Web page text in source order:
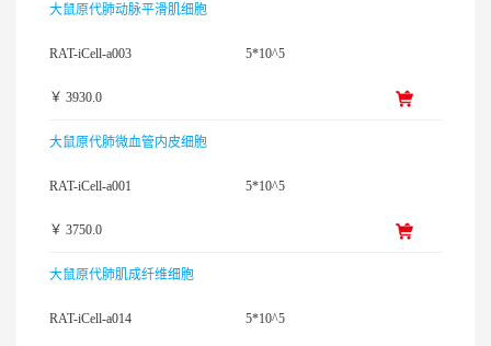
大鼠原代肺动脉平滑肌细胞
RAT-iCell-a003 5*10^5
￥ 3930.0
大鼠原代肺微血管内皮细胞
RAT-iCell-a001 5*10^5
￥ 3750.0
大鼠原代肺肌成纤维细胞
RAT-iCell-a014 5*10^5